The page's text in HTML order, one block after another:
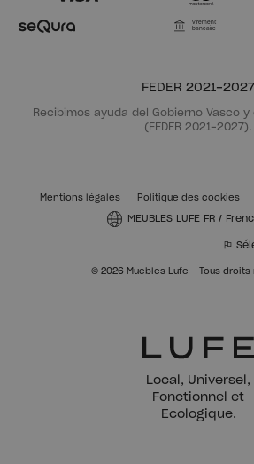
Virement
bancaire
FEDER 2021-2027
Recibimos ayuda del Gobierno Vasco y
(FEDER 2021-2027).
© 2026 Muebles Lufe - Tous droits
Mentions légales Politique des cookies
MEUBLES LUFE FR /
Local, Universel,
Fonctionnel et
Ecologique.